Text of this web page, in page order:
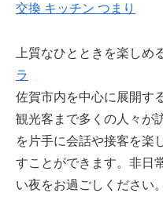
交換 キッチン つまり
上質なひとときを楽しめ
ラ
佐賀市内を中心に展開す
観光客まで多くの人々が
を片手に会話や接客を楽
すことができます。非日
い夜をお過ごしください。